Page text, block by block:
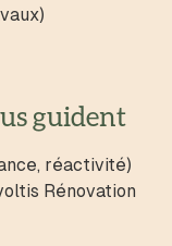
guident
réactivité)